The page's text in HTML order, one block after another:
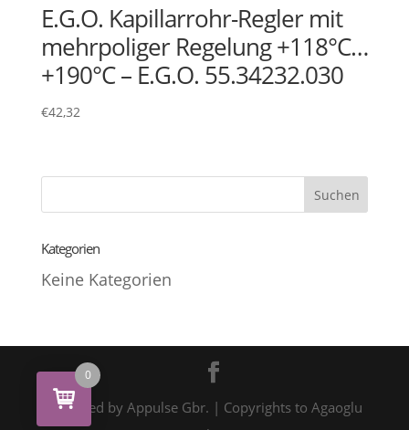
E.G.O. Kapillarrohr-Regler mit
mehrpoliger Regelung +118°C…
+190°C – E.G.O. 55.34232.030
€42,32
Kategorien
Keine Kategorien
Designed by Appulse Gbr. | Copyrights to Agaoglu
0